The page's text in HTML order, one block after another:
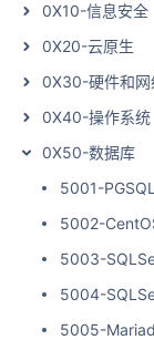
0X10-信息安全
0X20-云原生
0X30-硬件和网
0X40-操作系统
0X50-数据库
5001-
5002-
5003-
5004-
5005-